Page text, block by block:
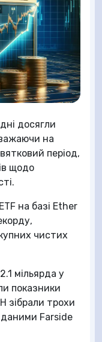
досягли
на
період,
щодо
на базі Ether
чистих
мільярда у
показники
зібрали трохи
даними Farside